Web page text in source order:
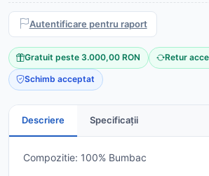
Autentificare pentru raport
Gratuit peste 3.000,00 RON Retur
Schimb acceptat
Descriere Specificații
Compozitie: 100% Bumbac